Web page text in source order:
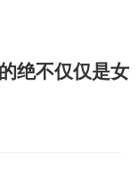
绝不仅仅是女